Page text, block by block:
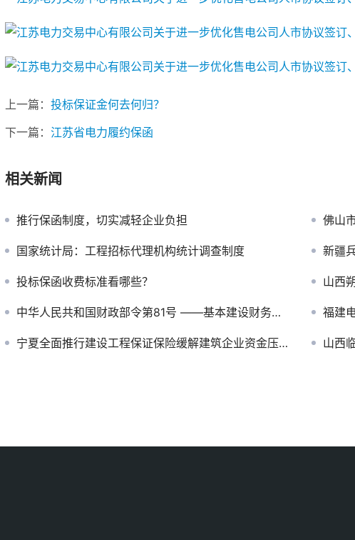
上一篇： 投标保证金何去何归？
下一篇： 江苏省电力履约保函
相关新闻
推行保函制度，切实减轻企业负担 佛山市
国家统计局：工程招标代理机构统计调查制度 新疆
投标保函收费标准看哪些？ 山西
中华人民共和国财政部令第81号 ——基本建设财务规则 福建电
宁夏全面推行建设工程保证保险缓解建筑企业资金压力遏制违约行为 山西